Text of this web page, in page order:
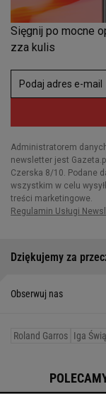
Dziękujemy za
Obserwuj nas
Roland Garros Iga